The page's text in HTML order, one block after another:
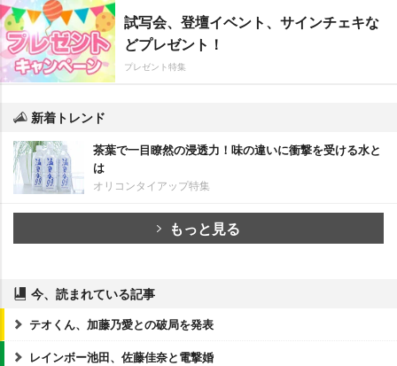
試写会、登壇イベント、サインチェキな
どプレゼント！
プレゼント特集
新着トレンド
茶葉で一目瞭然の浸透力！味の違いに衝撃を受ける水と
は
オリコンタイアップ特集
もっと見る
今、読まれている記事
テオくん、加藤乃愛との破局を発表
レインボー池田、佐藤佳奈と電撃婚